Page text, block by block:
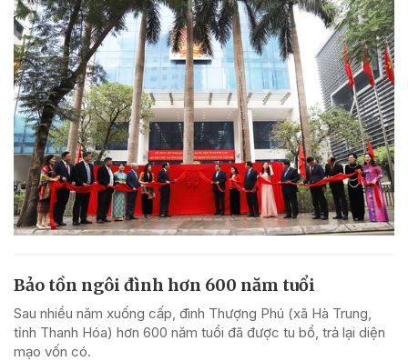
Bảo tồn ngôi đình hơn 600 năm tuổi
Sau nhiều năm xuống cấp, đình Thượng Phú (xã Hà Trung,
tỉnh Thanh Hóa) hơn 600 năm tuổi đã được tu bổ, trả lại diện
mạo vốn có.